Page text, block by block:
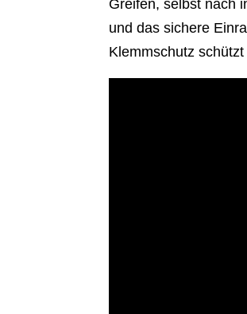
Greifen, selbst nach
und das sichere
Klemmschutz